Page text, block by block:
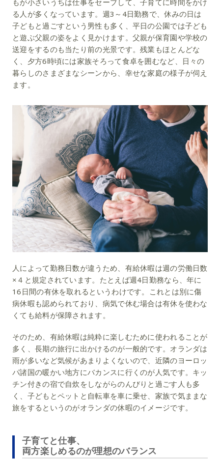
もが小さいうちは仕事をセーブして、子育てに時間をかけ
る人が多くなっています。週3～4日勤務で、休みの日は
子どもと過ごすという男性も多く、平日の公園では子ども
と遊ぶ父親の姿をよく見かけます。父親が保育園や学校の
送迎をするのも当たり前の光景です。残業もほとんどな
く、夕方6時頃には家族そろって食卓を囲むなど、日々の
暮らしのさまざまなシーンから、幸せな家庭の様子が伺え
ます。
人によって勤務日数が違うため、有給休暇は週の労働日数
×４と規定されています。たとえば週4日勤務なら、年に
16日間の有休を取れるというわけです。これとは別に傷
病休暇も認められており、病気で休む場合は有休を使わな
くても給料が保障されます。
そのため、有給休暇は純粋に楽しむために使われることが
多く、長期の旅行に出かけるのが一般的です。オランダは
雨が多いなど気候があまりよくないので、近隣のヨーロッ
パ諸国の暖かい地方にバカンスに行くのが人気です。キッ
チン付きの宿で自炊をしながらのんびりと過ごす人も多
く、子どもとペットと自転車を車に乗せ、家族で気ままな
旅をするというのがオランダの休暇のイメージです。
子育てと仕事、
両方楽しめるのが理想のバランス